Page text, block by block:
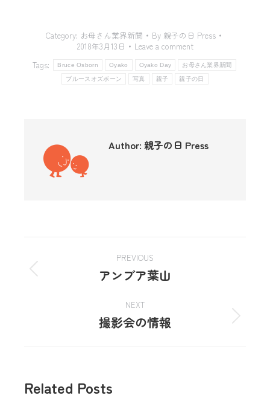
Category: お母さん業界新聞 By 親子の日 Press
2018年3月13日
Leave a comment
Tags:
Bruce Osborn Oyako Oyako Day お母さん業界新聞
ブルースオズボーン 写真 親子 親子の日
Author: 親子の日 Press
PREVIOUS
アンブア葉山
NEXT
撮影会の情報
Related Posts